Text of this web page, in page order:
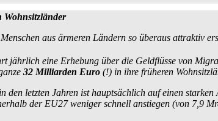
aus ärmeren Ländern so überaus attraktiv
jährlich eine Erhebung über die Geldflüsse von
32 Milliarden Euro (!) in ihre früheren
letzten Jahren ist hauptsächlich auf einen
der EU27 weniger schnell anstiegen (von 7,9